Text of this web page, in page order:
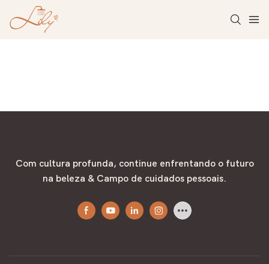
Com cultura profunda, continue enfrentando o futuro
na beleza & Campo de cuidados pessoais.